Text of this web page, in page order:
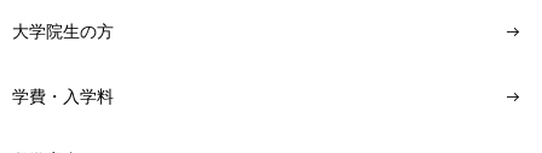
大学院生の方
学費・入学料